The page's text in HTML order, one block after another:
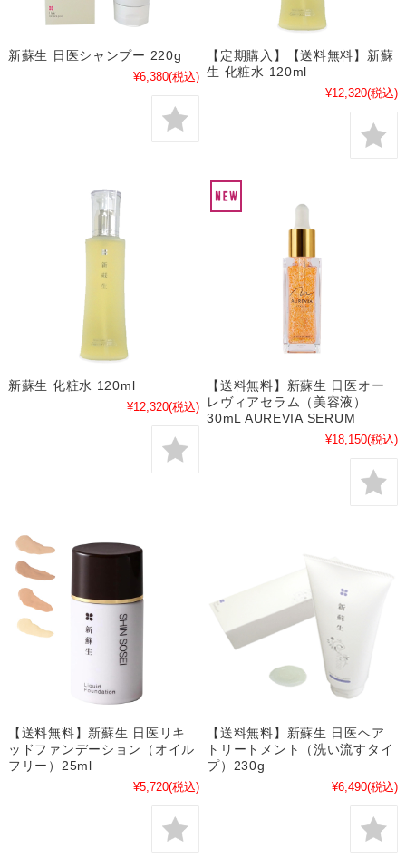
新蘇生 日医シャンプー 220g
¥6,380(税込)
【定期購入】【送料無料】新蘇
生 化粧水 120ml
¥12,320(税込)
新蘇生 化粧水 120ml
¥12,320(税込)
【送料無料】新蘇生 日医オー
レヴィアセラム（美容液）
30mL AUREVIA SERUM
¥18,150(税込)
【送料無料】新蘇生 日医リキ
ッドファンデーション（オイル
フリー）25ml
¥5,720(税込)
【送料無料】新蘇生 日医ヘア
トリートメント（洗い流すタイ
プ）230g
¥6,490(税込)